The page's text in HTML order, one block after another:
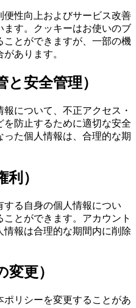
性向上およびサービス改善
す。クッキーはお使いのブ
とができますが、一部の機
あります。
安全管理）
について、不正アクセス・
防止するために適切な安全
た個人情報は、合理的な期
）
る自身の個人情報につい
とができます。アカウント
報は合理的な期間内に削除
更）
リシーを変更することがあ